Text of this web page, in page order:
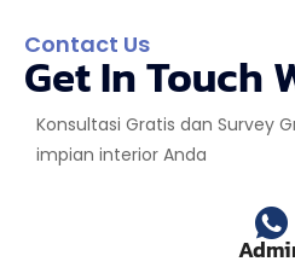
Contact Us
Get In Touch
Konsultasi Gratis dan Survey
impian interior Anda